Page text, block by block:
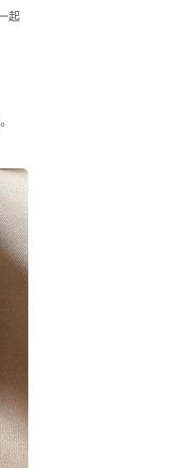
起